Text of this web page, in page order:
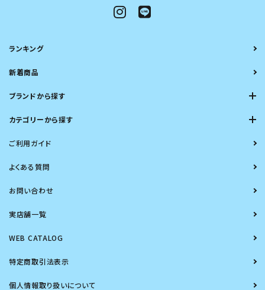
ランキング
新着商品
ブランドから探す
カテゴリーから探す
ご利用ガイド
よくある質問
お問い合わせ
実店舗一覧
WEB CATALOG
特定商取引法表示
個人情報取り扱いについて